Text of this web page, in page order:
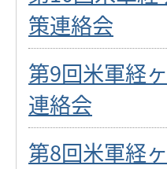
策連絡会
第9回米軍経
連絡会
第8回米軍経